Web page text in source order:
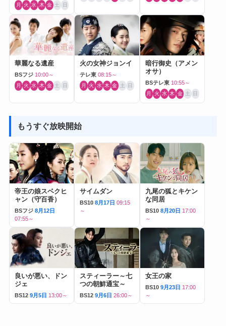
月 火 水 木 金 土 日
華麗なる遺産
BSフジ 10:00～
月 火 水 木 金 土 日
火の女神ジョンイ
テレ東 08:15～
月 火 水 木 金 土 日
暗行御史（アメン
オサ）
BSテレ東 10:55～
月 火 水 木 金 土 日
もうすぐ放映開始
帝王の娘スベクヒ
ャン（守百香）
BSフジ 8月12日
07:55～
サイムダン
BS10 8月17日 09:15
～
九尾の狐とキケン
な同居
BS10 8月20日 17:00
～
良いが悪い、ドン
ジェ
BS12 9月5日 13:00～
スティーラー～七
つの朝鮮通宝～
BS12 9月6日 26:00～
女王の家
BS10 9月23日 17:00
～